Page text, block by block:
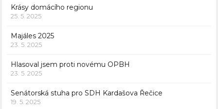
Krásy domácího regionu
25. 5. 2025
Majáles 2025
23. 5. 2025
Hlasoval jsem proti novému OPBH
23. 5. 2025
Senátorská stuha pro SDH Kardašova Řečice
19. 5. 2025